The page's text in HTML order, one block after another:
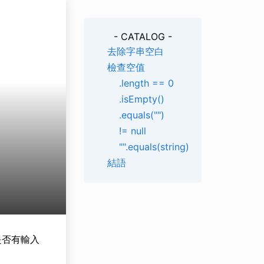
有輸入
- CATALOG -
去除字串空白
檢查空值
.length == 0
.isEmpty()
.equals("")
!= null
"".equals(string)
結語